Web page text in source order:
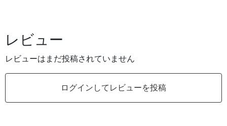
レビュー
レビューはまだ投稿されていません
ログインしてレビューを投稿